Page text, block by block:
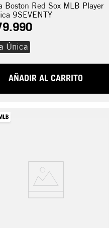
Boston Red Sox MLB Player
9SEVENTY
.990
Única
AÑADIR AL CARRITO